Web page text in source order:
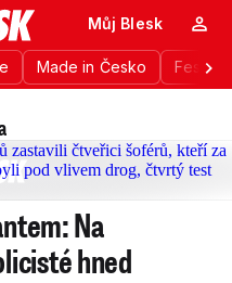
Made in Česko
Můj Blesk
Na
hned